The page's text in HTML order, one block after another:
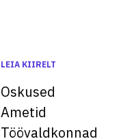
LEIA KIIRELT
Oskused
Ametid
Töövaldkonnad